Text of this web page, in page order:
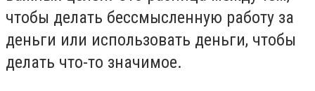
чтобы делать бессмысленную работу за
деньги или использовать деньги, чтобы
делать что-то значимое.